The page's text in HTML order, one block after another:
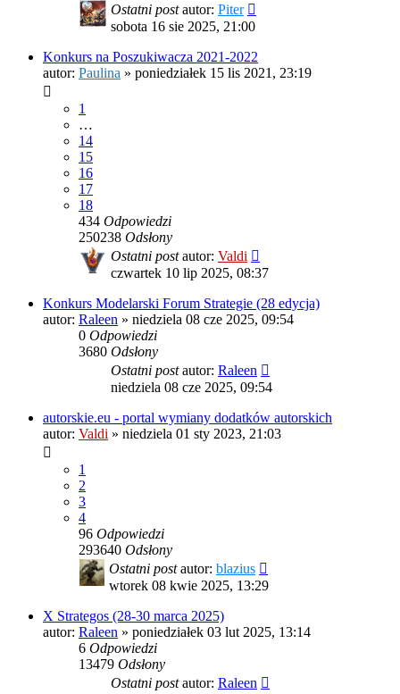
Ostatni postautor: Piter
sobota 16 sie 2025, 21:00
Konkurs na Poszukiwacza 2021-2022
autor: Paulina » poniedziałek 15 lis 2021, 23:19
1
…
14
15
16
17
18
434 Odpowiedzi
250238 Odsłony
Ostatni postautor: Valdi
czwartek 10 lip 2025, 08:37
Konkurs Modelarski Forum Strategie (28 edycja)
autor: Raleen » niedziela 08 cze 2025, 09:54
0 Odpowiedzi
3680 Odsłony
Ostatni postautor: Raleen
niedziela 08 cze 2025, 09:54
autorskie.eu - portal wymiany dodatków autorskich
autor: Valdi » niedziela 01 sty 2023, 21:03
1
2
3
4
96 Odpowiedzi
293640 Odsłony
Ostatni postautor: blazius
wtorek 08 kwie 2025, 13:29
X Strategos (28-30 marca 2025)
autor: Raleen » poniedziałek 03 lut 2025, 13:14
6 Odpowiedzi
13479 Odsłony
Ostatni postautor: Raleen